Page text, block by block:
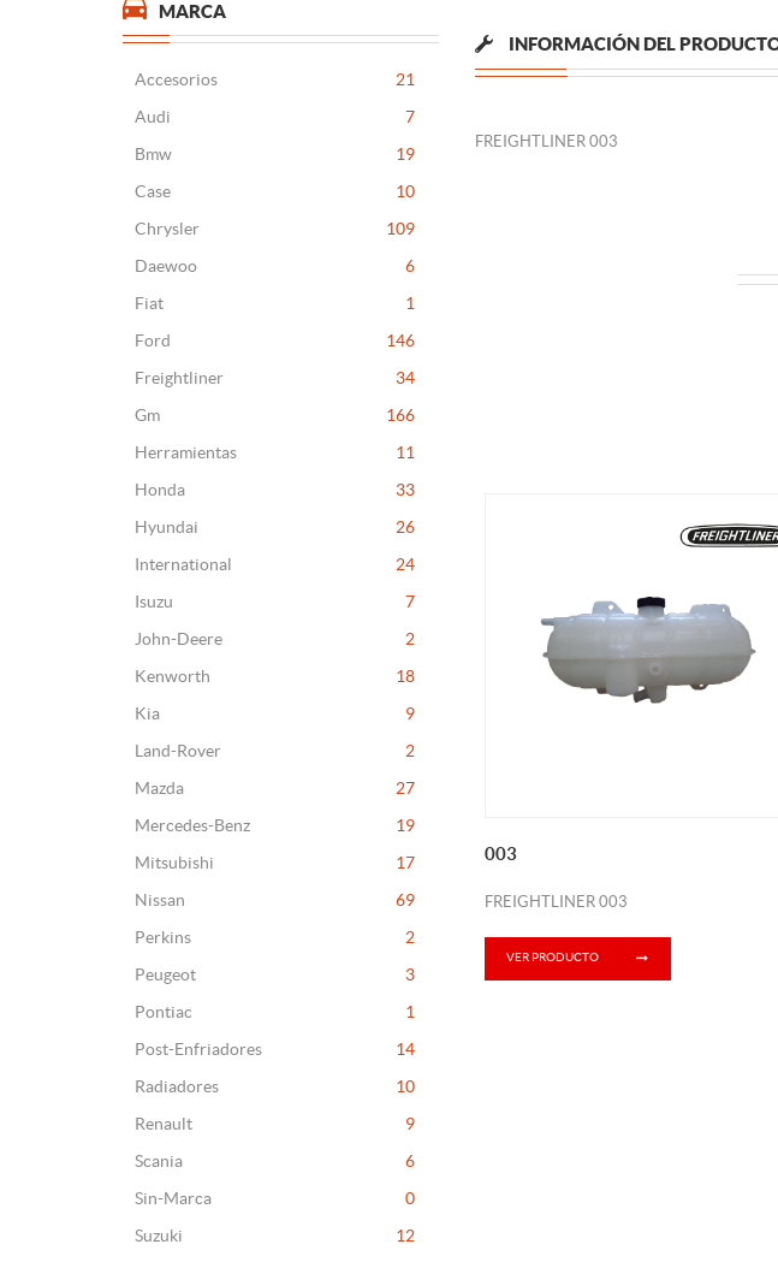
MARCA
Accesorios
21
Audi
7
Bmw
19
Case
10
Chrysler
109
Daewoo
6
Fiat
1
Ford
146
Freightliner
34
Gm
166
Herramientas
11
Honda
33
Hyundai
26
International
24
Isuzu
7
John-Deere
2
Kenworth
18
Kia
9
Land-Rover
2
Mazda
27
Mercedes-Benz
19
Mitsubishi
17
Nissan
69
Perkins
2
Peugeot
3
Pontiac
1
Post-Enfriadores
14
Radiadores
10
Renault
9
Scania
6
Sin-Marca
0
Suzuki
12
INFORMACIÓN DEL
FREIGHTLINER 003
003
FREIGHTLINER 003
VER PRODUCTO